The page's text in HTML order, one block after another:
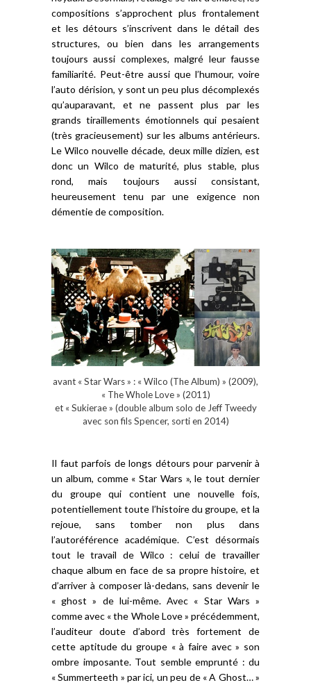
compositions s’approchent plus frontalement
et les détours s’inscrivent dans le détail des
structures, ou bien dans les arrangements
toujours aussi complexes, malgré leur fausse
familiarité. Peut-être aussi que l’humour, voire
l’auto dérision, y sont un peu plus décomplexés
qu’auparavant, et ne passent plus par les
grands tiraillements émotionnels qui pesaient
(très gracieusement) sur les albums antérieurs.
Le Wilco nouvelle décade, deux mille dizien, est
donc un Wilco de maturité, plus stable, plus
rond, mais toujours aussi consistant,
heureusement tenu par une exigence non
démentie de composition.
avant « Star Wars » : « Wilco (The Album) » (2009),
« The Whole Love » (2011)
et « Sukierae » (double album solo de Jeff Tweedy
avec son fils Spencer, sorti en 2014)
Il faut parfois de longs détours pour parvenir à
un album, comme « Star Wars », le tout dernier
du groupe qui contient une nouvelle fois,
potentiellement toute l’histoire du groupe, et la
rejoue, sans tomber non plus dans
l’autoréférence académique. C’est désormais
tout le travail de Wilco : celui de travailler
chaque album en face de sa propre histoire, et
d’arriver à composer là-dedans, sans devenir le
« ghost » de lui-même. Avec « Star Wars »
comme avec « the Whole Love » précédemment,
l’auditeur doute d’abord très fortement de
cette aptitude du groupe « à faire avec » son
ombre imposante. Tout semble emprunté : du
« Summerteeth » par ici, un peu de « A Ghost… »